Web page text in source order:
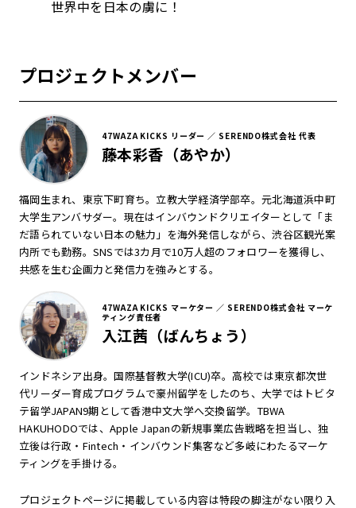
世界中を日本の虜に！
プロジェクトメンバー
47WAZA KICKS リーダー ／ SERENDO株式会社 代表
藤本彩香（あやか）
福岡生まれ、東京下町育ち。立教大学経済学部卒。元北海道浜中町
大学生アンバサダー。現在はインバウンドクリエイターとして「ま
だ語られていない日本の魅力」を海外発信しながら、渋谷区観光案
内所でも勤務。SNSでは3カ月で10万人超のフォロワーを獲得し、
共感を生む企画力と発信力を強みとする。
47WAZA KICKS マーケター ／ SERENDO株式会社 マーケ
ティング責任者
入江茜（ばんちょう）
インドネシア出身。国際基督教大学(ICU)卒。高校では東京都次世
代リーダー育成プログラムで豪州留学をしたのち、大学ではトビタ
テ留学JAPAN9期として香港中文大学へ交換留学。TBWA
HAKUHODOでは、Apple Japanの新規事業広告戦略を担当し、独
立後は行政・Fintech・インバウンド集客など多岐にわたるマーケ
ティングを手掛ける。
プロジェクトページに掲載している内容は特段の脚注がない限り入